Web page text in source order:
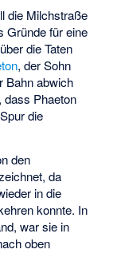
die Milchstraße
Gründe für eine
über die Taten
, der Sohn
Bahn abwich
dass Phaeton
die
den
da
in die
konnte. In
war sie in
oben